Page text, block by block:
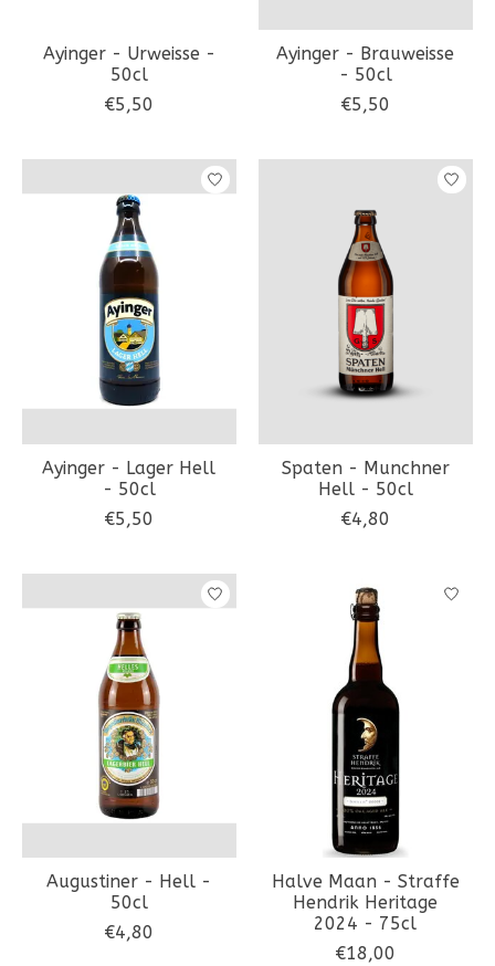
Ayinger - Urweisse -
50cl
€5,50
Ayinger - Brauweisse
- 50cl
€5,50
Ayinger - Lager Hell
- 50cl
€5,50
Spaten - Munchner
Hell - 50cl
€4,80
Augustiner - Hell -
50cl
€4,80
Halve Maan - Straffe
Hendrik Heritage
2024 - 75cl
€18,00